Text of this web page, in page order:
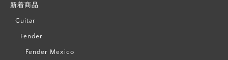
新着商品
Guitar
Fender
Fender Mexico